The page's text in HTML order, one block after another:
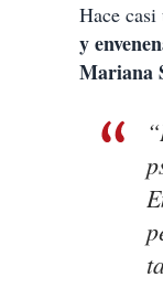
Hace
y
Mariana